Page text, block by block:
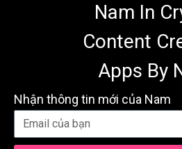
Nam In
Content
Apps By
Nhận thông tin mới của Nam